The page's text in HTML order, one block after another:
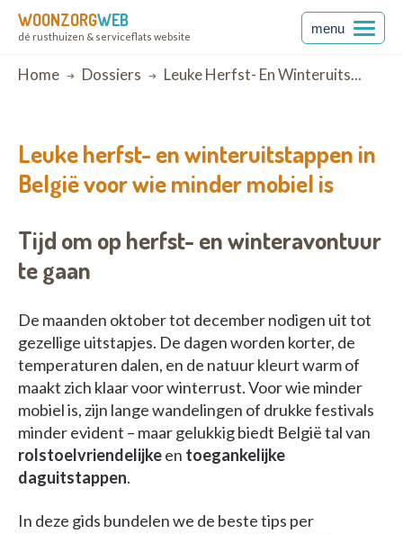
WOONZORGWEB
dé rusthuizen & serviceflats website
menu
Breadcrumb
Home Dossiers Leuke Herfst- En Winteruits...
Leuke herfst- en winteruitstappen in
België voor wie minder mobiel is
Tijd om op herfst- en winteravontuur
te gaan
De maanden oktober tot december nodigen uit tot
gezellige uitstapjes. De dagen worden korter, de
temperaturen dalen, en de natuur kleurt warm of
maakt zich klaar voor winterrust. Voor wie minder
mobiel is, zijn lange wandelingen of drukke festivals
minder evident – maar gelukkig biedt België tal van
rolstoelvriendelijkeen toegankelijke
daguitstappen.
In deze gids bundelen we de beste tips per